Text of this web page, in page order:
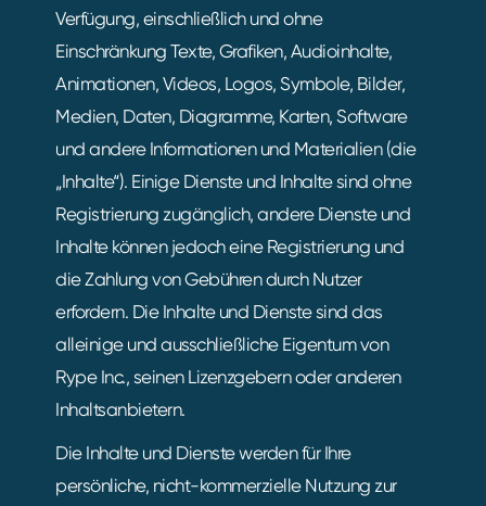
Verfügung, einschließlich und ohne
Einschränkung Texte, Grafiken, Audioinhalte,
Animationen, Videos, Logos, Symbole, Bilder,
Medien, Daten, Diagramme, Karten, Software
und andere Informationen und Materialien (die
„Inhalte“). Einige Dienste und Inhalte sind ohne
Registrierung zugänglich, andere Dienste und
Inhalte können jedoch eine Registrierung und
die Zahlung von Gebühren durch Nutzer
erfordern. Die Inhalte und Dienste sind das
alleinige und ausschließliche Eigentum von
Rype Inc., seinen Lizenzgebern oder anderen
Inhaltsanbietern.
Die Inhalte und Dienste werden für Ihre
persönliche, nicht-kommerzielle Nutzung zur